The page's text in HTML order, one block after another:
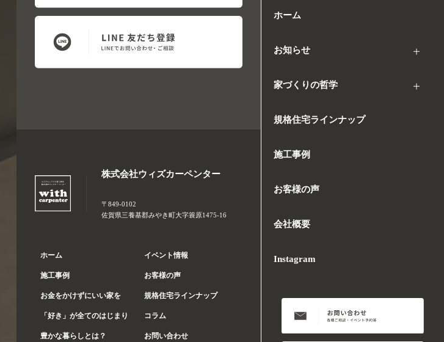
ホーム
お知らせ
家づくりの哲学
規格住宅ラインナップ
施工事例
お客様の声
会社概要
Instagram
株式会社ウィズカーペンター
〒849-0102
佐賀県三養基郡みやき町大字簑原1475-16
ホーム
施工事例
お金をかけずにいい家を
「好き」が全てのはじまり
豊かな暮らしとは？
イベント情報
お客様の声
規格住宅ラインナップ
コラム
お問い合わせ